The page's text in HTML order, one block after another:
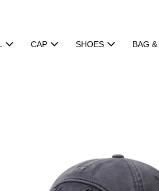
CAP SHOES BAG &